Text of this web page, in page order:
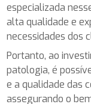
especializada
alta qualidade e
necessidades dos
Portanto, ao
patologia, é
e a qualidade das
assegurando o